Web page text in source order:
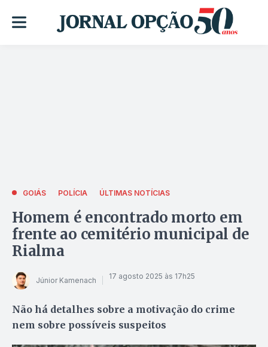
GOIÁS POLÍCIA ÚLTIMAS NOTÍCIAS
Homem é encontrado morto em
frente ao cemitério municipal de
Rialma
Júnior Kamenach 17 agosto 2025 às 17h25
Não há detalhes sobre a motivação do crime
nem sobre possíveis suspeitos